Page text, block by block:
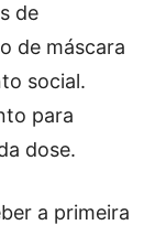
de
de máscara
social.
para
dose.
a primeira